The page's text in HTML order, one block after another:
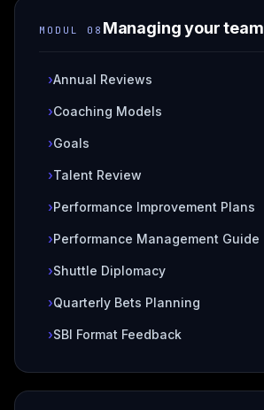
MODUL 08 Managing your team
›Annual Reviews
›Coaching Models
›Goals
›Talent Review
›Performance Improvement Plans
›Performance Management Guide
›Shuttle Diplomacy
›Quarterly Bets Planning
›SBI Format Feedback